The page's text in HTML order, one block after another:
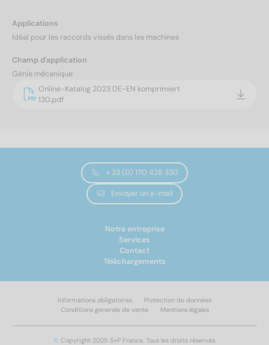
Applications
Idéal pour les raccords vissés dans les machines
Champ d'application
Génie mécanique
Online-Katalog 2023 DE-EN komprimiert
130.pdf
+ 33 (0) 170 428 330
Envoyer un e-mail
Notre entreprise
Services
Contact
Téléchargements
© Copyright 2025 S+P France. Tous les droits réservés.
Informations obligatoires
Protection de données
Conditions generale de vente
Mentions légales